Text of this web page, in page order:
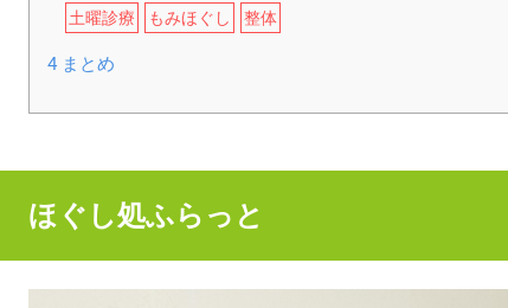
土曜診療 もみほぐし 整体
4まとめ
ほぐし処ふらっと